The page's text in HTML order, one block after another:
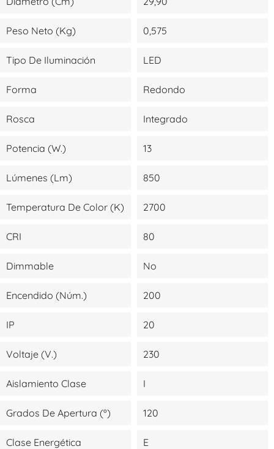
Peso Neto (kg) 0,575
Tipo De Iluminación LED
Forma Redondo
Rosca Integrado
Potencia (W.) 13
Lúmenes (lm) 850
Temperatura De Color (K) 2700
CRI 80
Dimmable No
Encendido (Núm.) 200
IP 20
Voltaje (V.) 230
Aislamiento Clase I
Grados De Apertura (º) 120
Clase Energética E